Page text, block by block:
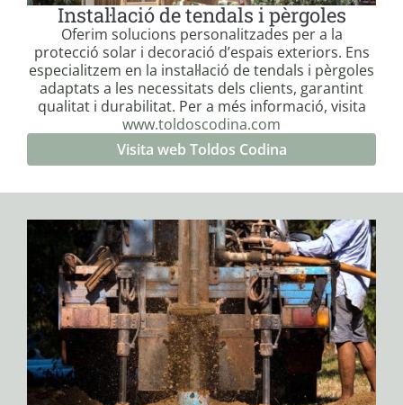
Instal·lació de tendals i pèrgoles
Oferim solucions personalitzades per a la
protecció solar i decoració d’espais exteriors. Ens
especialitzem en la instal·lació de tendals i pèrgoles
adaptats a les necessitats dels clients, garantint
qualitat i durabilitat. Per a més informació, visita
www.toldoscodina.com
Visita web Toldos Codina